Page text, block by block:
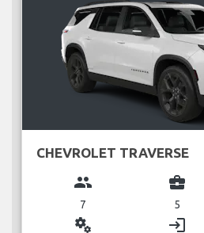
CHEVROLET TRAVERSE
group
7
business_center
5
miscellaneous_services login